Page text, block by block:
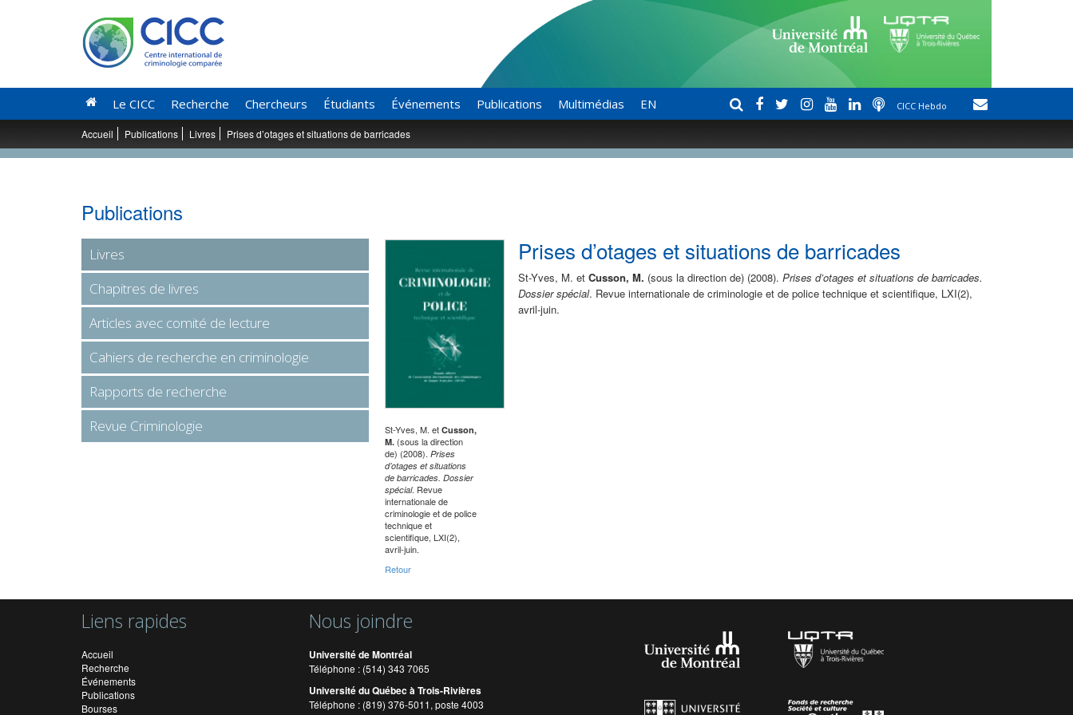
Le CICC Recherche Chercheurs Étudiants Événements Publications Multimédias EN CICC Hebdo
Accueil Publications Livres Prises d’otages et situations de barricades
Prises d’otages et situations de barricades
St-Yves, M. et Cusson, M. (sous la direction de) (2008). Prises d’otages et situations de barricades.
Dossier spécial. Revue internationale de criminologie et de police technique et scientifique, LXI(2),
avril-juin.
St-Yves, M. et Cusson,
M. (sous la direction
de) (2008). Prises
d’otages et situations
de barricades. Dossier
spécial. Revue
internationale de
criminologie et de police
technique et
scientifique, LXI(2),
avril-juin.
Retour
Publications
Livres
Chapitres de livres
Articles avec comité de lecture
Cahiers de recherche en criminologie
Rapports de recherche
Revue Criminologie
Liens rapides
Accueil
Recherche
Événements
Publications
Bourses
Nous joindre
Université de Montréal
Téléphone : (514) 343 7065
Université du Québec à Trois-Rivières
Téléphone : (819) 376-5011, poste 4003